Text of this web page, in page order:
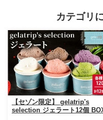
カテゴリ
【セゾン限定】 gelatrip's
selection ジェラート12個